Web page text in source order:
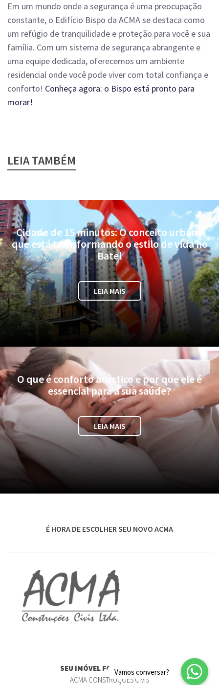
Em um mundo onde a segurança é uma preocupação
constante, o Edifício Bispo da ACMA se destaca como
um refúgio de tranquilidade e proteção para você e sua
família. Com um sistema de segurança abrangente e
uma equipe dedicada, oferecemos um ambiente
residencial onde você pode viver com total confiança e
conforto! Conheça agora: o Bispo está pronto para
morar!
LEIA TAMBÉM
Cidade de 15 minutos: O conceito urbano
que está transformando o estilo de vida no
Batel
LEIA MAIS
O que é conforto acústico e por que ele é
essencial para a sua saúde?
LEIA MAIS
É HORA DE ESCOLHER SEU NOVO ACMA
SEU IMÓVEL FORA DO COMUM
ACMA CONSTRUÇÕES CIVIS